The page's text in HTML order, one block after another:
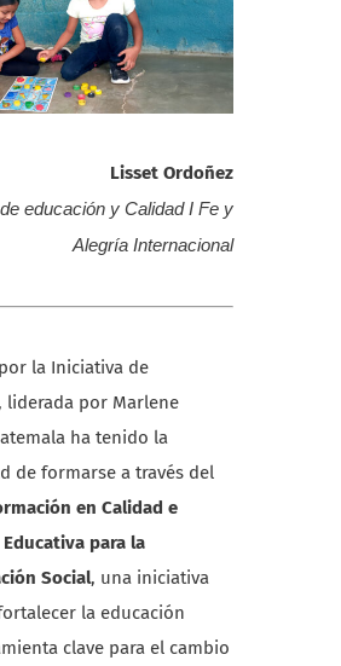
Lisset Ordoñez
educación y Calidad I Fe y
Alegría Internacional
la Iniciativa de
liderada por Marlene
ha tenido la
de formarse a través del
en Calidad e
para la
Social, una iniciativa
la educación
clave para el cambio